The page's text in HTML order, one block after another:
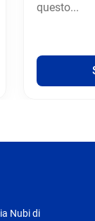
questo...
Nubi di